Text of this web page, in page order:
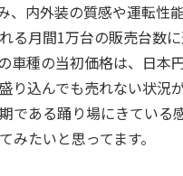
、内外装の質感や運転性
る月間1万台の販売台数
車種の当初価格は、日本
込んでも売れない状況が
ある踊り場にきている感
たいと思ってます。